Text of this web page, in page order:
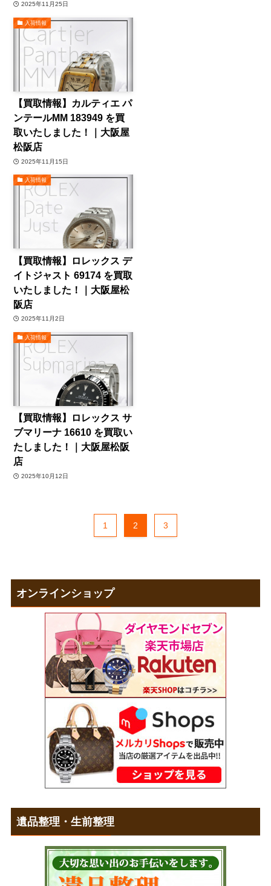
2025年11月25日
入荷情報
【買取情報】カルティエ パ
ンテールMM 183949 を買
取いたしました！｜大阪屋
松阪店
2025年11月15日
入荷情報
【買取情報】ロレックス デ
イトジャスト 69174 を買取
いたしました！｜大阪屋松
阪店
2025年11月2日
入荷情報
【買取情報】ロレックス サ
ブマリーナ 16610 を買取い
たしました！｜大阪屋松阪
店
2025年10月12日
1 2 3
オンラインショップ
遺品整理・生前整理